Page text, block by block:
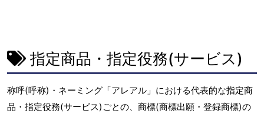
指定商品・指定役務(サービス)
称呼(呼称)・ネーミング「アレアル」における代表的な指定商
品・指定役務(サービス)ごとの、商標(商標出願・登録商標)の